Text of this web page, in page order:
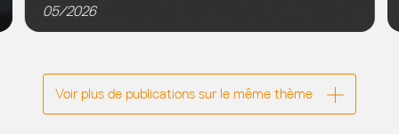
d’urbanisme du Grand Est (7Est), l’Adeus a mené une
05/2026
Voir plus de publications sur le même thème